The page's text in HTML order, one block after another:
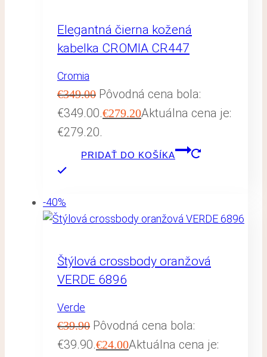
Elegantná čierna kožená
kabelka CROMIA CR447
Cromia
€349.00 Pôvodná cena bola:
€349.00.€279.20Aktuálna cena je:
€279.20.
PRIDAŤ DO KOŠÍKA
-40%
Štýlová crossbody oranžová
VERDE 6896
Verde
€39.90 Pôvodná cena bola:
€39.90.€24.00Aktuálna cena je: